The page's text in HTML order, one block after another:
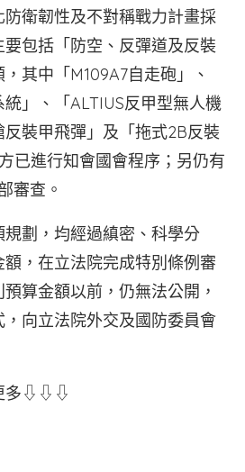
衛韌性及不對稱戰力計畫採
包括「防空、反彈道及反裝
其中「M109A7自走砲」、
統」、「ALTIUS反甲型無人機
裝甲飛彈」及「拖式2B反裝
已進行知會國會程序；另仍有
審查。
劃，均經過縝密、科學分
，在立法院完成特別條例審
算金額以前，仍無法公開，
向立法院外交及國防委員會
多⇩⇩⇩